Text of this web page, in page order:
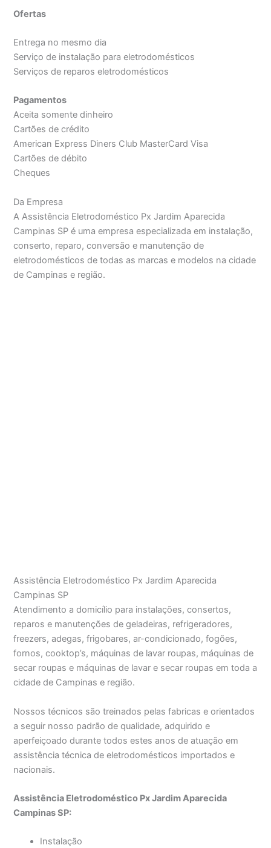
Ofertas
Entrega no mesmo dia
Serviço de instalação para eletrodomésticos
Serviços de reparos eletrodomésticos
Pagamentos
Aceita somente dinheiro
Cartões de crédito
American Express Diners Club MasterCard Visa
Cartões de débito
Cheques
Da Empresa
A Assistência Eletrodoméstico Px Jardim Aparecida
Campinas SP é uma empresa especializada em instalação,
conserto, reparo, conversão e manutenção de
eletrodomésticos de todas as marcas e modelos na cidade
de Campinas e região.
Assistência Eletrodoméstico Px Jardim Aparecida
Campinas SP
Atendimento a domicílio para instalações, consertos,
reparos e manutenções de geladeiras, refrigeradores,
freezers, adegas, frigobares, ar-condicionado, fogões,
fornos, cooktop’s, máquinas de lavar roupas, máquinas de
secar roupas e máquinas de lavar e secar roupas em toda a
cidade de Campinas e região.
Nossos técnicos são treinados pelas fabricas e orientados
a seguir nosso padrão de qualidade, adquirido e
aperfeiçoado durante todos estes anos de atuação em
assistência técnica de eletrodomésticos importados e
nacionais.
Assistência Eletrodoméstico Px Jardim Aparecida
Campinas SP:
Instalação